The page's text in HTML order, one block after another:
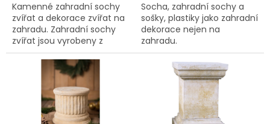
Kamenné zahradní sochy
zvířat a dekorace zvířat na
zahradu. Zahradní sochy
zvířat jsou vyrobeny z
umělého pískovce.
Socha, zahradní sochy a
sošky, plastiky jako zahradní
dekorace nejen na
zahradu.